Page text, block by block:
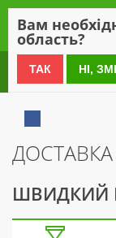
0 800 21
ДОСТАВКА
ШВИДКИЙ
Вам
область?
ТАК НІ,